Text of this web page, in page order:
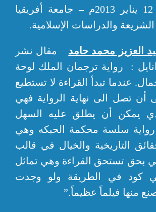
الموافق 11- 12 يناير 2013م – جامعة أفريقيا
الشريعة والدراسات الإسلامية.
العزيز محمد حامد – مقال نشر
: رواية ترجمان الملك لوحة
عندما تبدأ القراءة لا تستطيع
أن تصل الى نهاية الرواية فهي
يمكن أن يطلق عليه السهل
رواية سلسة محكمة الحبكه وهي
التاريخية والخيال في قالب
بحق تستحق القراءة وهي تماثل
كود في الطريقة ولو وجدت
منها فيلماً عظيماً.”